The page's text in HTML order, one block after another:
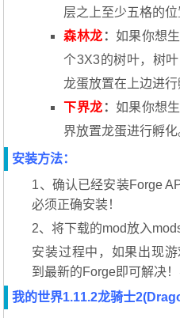
层之上至少五格的位
森林龙 ： 如果你想
个3X3的树叶，树
龙蛋放置在上边进行
下界龙 ： 如果你想
界放置龙蛋进行孵化
安装方法：
1、确认已经安装Forge
必须正确安装！
2、将下载的mod放入
安装过程中，如果出现
到最新的Forge即可解决
我的世界1.11.2龙骑士